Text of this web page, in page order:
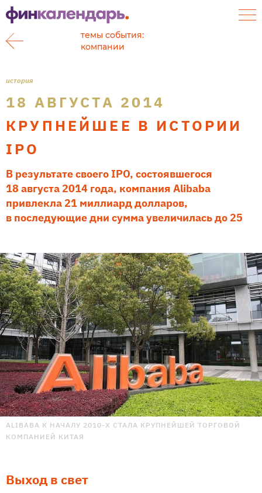
темы события:
компании
история
18 АВГУСТА 2014
КРУПНЕЙШЕЕ В ИСТОРИИ
IPO
В результате своего IPO, состоявшегося
18 августа 2014 года, компания Alibaba
привлекла 21 миллиард долларов,
в последующие дни сумма увеличилась до 25
ALIBABA К НАЧАЛУ 2010-Х СТАЛА КРУПНЕЙШЕЙ ТОРГОВОЙ
КОМПАНИЕЙ КИТАЯ
Выход в свет